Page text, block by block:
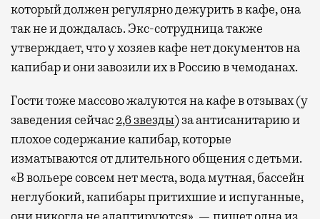
который должен регулярно дежурить в кафе, она
так не и дождалась. Экс-сотрудница также
утверждает, что у хозяев кафе нет документов на
капибар и они завозили их в Россию в чемоданах.
Гости тоже массово жалуются на кафе в отзывах (у
заведения сейчас2,6 звезды) за антисанитарию и
плохое содержание капибар, которые
изматываются от длительного общения с детьми.
«В вольере совсем нет места, вода мутная, бассейн
неглубокий, капибары притихшие и испуганные,